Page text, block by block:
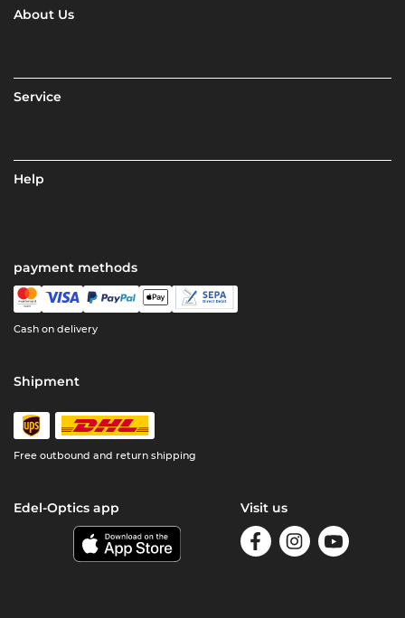
About Us
Service
Help
payment methods
Cash on delivery
Shipment
Free outbound and return shipping
Edel-Optics app Visit us